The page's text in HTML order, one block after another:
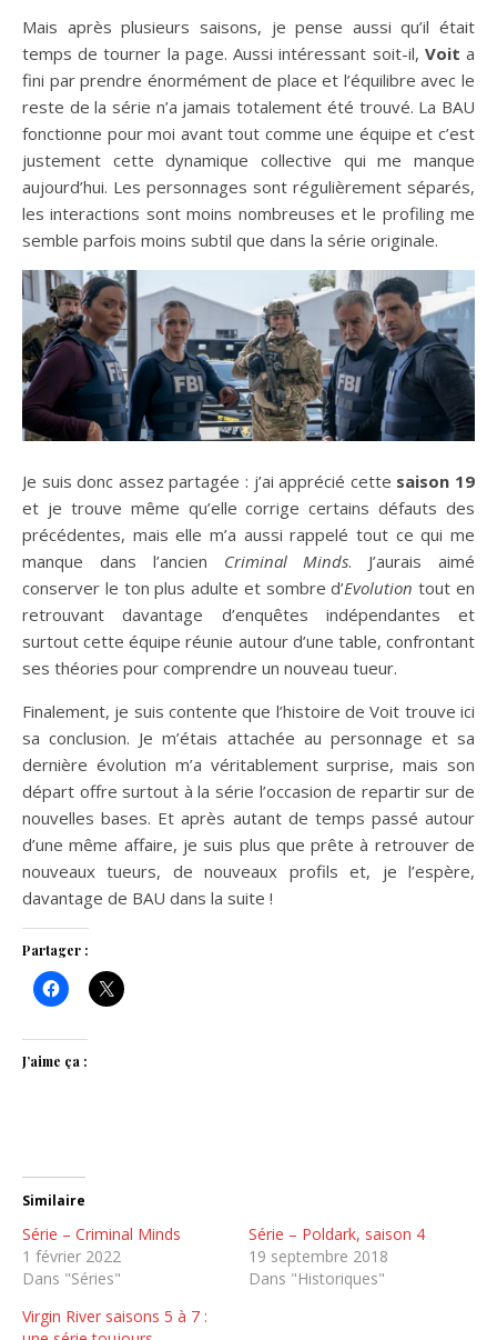
Mais après plusieurs saisons, je pense aussi qu’il était
temps de tourner la page. Aussi intéressant soit-il, Voit a
fini par prendre énormément de place et l’équilibre avec le
reste de la série n’a jamais totalement été trouvé. La BAU
fonctionne pour moi avant tout comme une équipe et c’est
justement cette dynamique collective qui me manque
aujourd’hui. Les personnages sont régulièrement séparés,
les interactions sont moins nombreuses et le profiling me
semble parfois moins subtil que dans la série originale.
Je suis donc assez partagée : j’ai apprécié cette saison 19
et je trouve même qu’elle corrige certains défauts des
précédentes, mais elle m’a aussi rappelé tout ce qui me
manque dans l’ancien Criminal Minds. J’aurais aimé
conserver le ton plus adulte et sombre d’Evolution tout en
retrouvant davantage d’enquêtes indépendantes et
surtout cette équipe réunie autour d’une table, confrontant
ses théories pour comprendre un nouveau tueur.
Finalement, je suis contente que l’histoire de Voit trouve ici
sa conclusion. Je m’étais attachée au personnage et sa
dernière évolution m’a véritablement surprise, mais son
départ offre surtout à la série l’occasion de repartir sur de
nouvelles bases. Et après autant de temps passé autour
d’une même affaire, je suis plus que prête à retrouver de
nouveaux tueurs, de nouveaux profils et, je l’espère,
davantage de BAU dans la suite !
Partager :
J’aime ça :
Similaire
Série – Criminal Minds
1 février 2022
Dans "Séries"
Série – Poldark, saison 4
19 septembre 2018
Dans "Historiques"
Virgin River saisons 5 à 7 :